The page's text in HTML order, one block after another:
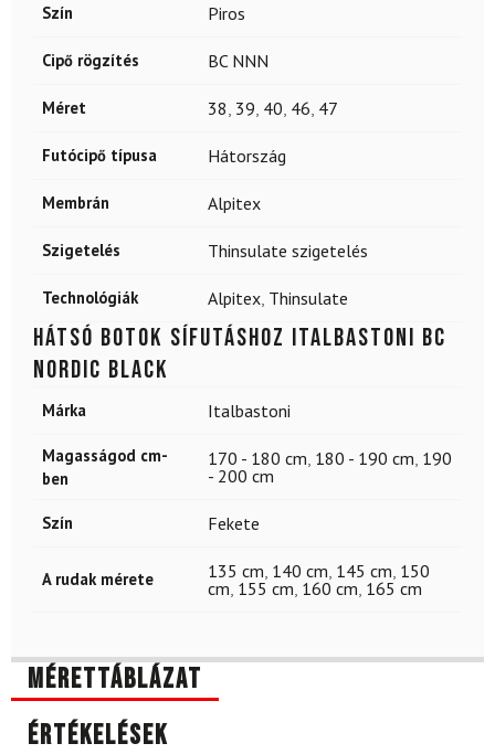
Szín Piros
Cipő rögzítés BC NNN
Méret 38, 39, 40, 46, 47
Futócipő típusa Hátország
Membrán Alpitex
Szigetelés Thinsulate szigetelés
Technológiák Alpitex, Thinsulate
Hátsó botok sífutáshoz ITALBASTONI BC
Nordic Black
Márka Italbastoni
Magasságod cm-
ben
170 - 180 cm, 180 - 190 cm, 190
- 200 cm
Szín Fekete
A rudak mérete 135 cm, 140 cm, 145 cm, 150
cm, 155 cm, 160 cm, 165 cm
Mérettáblázat
Értékelések